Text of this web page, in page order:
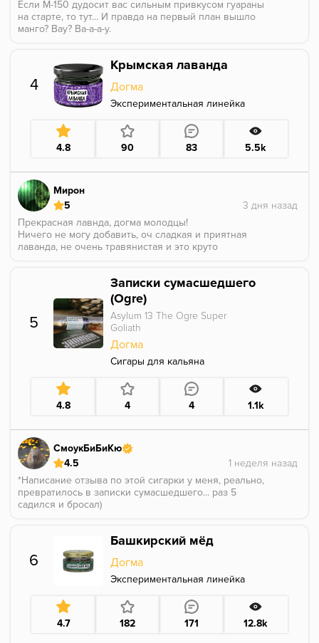
Если М-150 дудосит вас сильным привкусом гуараны
на старте, то тут... И правда на первый план вышло
манго? Вау? Ва-а-а-у.
вариант чашки под игрушки в компьютерном клубе
очень даже подойдет.
Мелкий минус за то, что со временем очень хочет
вылезти на фон что-то травянистое, но если держать
будущих вас, докуривающих эту чашку часа через
4
Крымская лаванда
Догма
Экспериментальная линейка
4.8 90 83 5.5k
Мирон
5
Прекрасная лавнда, догма молодцы!
Ничего не могу добавить, оч сладкая и приятная
лаванда, не очень травянистая и это круто
5
Записки сумасшедшего
(Ogre)
Asylum 13 The Ogre Super
Goliath
Догма
Сигары для кальяна
4.8 4 4 1.1k
СмоукБиБиКю
4.5
*Написание отзыва по этой сигарки у меня, реально,
превратилось в записки сумасшедшего... раз 5
садился и бросал)
по моим наблюдениям). На старте мягко, сладко, но
немножко прикуривает. Жженый сахар и сусло
больше всего выбиваются. Специи? нууу немного
пряно. Мне представился теплый выдохшийся стаут
5 раз курил под пиво😅 т.к. больше лёгкой сигарки в
закромах нет... может, это сказалось) Но, уобщем, под
пиво хорошо идёт. После +/- 25 мин крепость (хоть
6
Башкирский мёд
Догма
Экспериментальная линейка
4.7 182 171 12.8k